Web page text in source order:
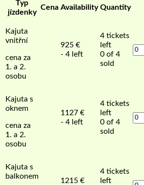
Typ
jízdenky
Cena Availability Quantity
Kajuta
vnitřní
cena za
1. a 2.
osobu
925 €
- 4 left
4 tickets
left
0 of 4
sold
Kajuta s
oknem
cena za
1. a 2.
osobu
1127 €
- 4 left
4 tickets
left
0 of 4
sold
Kajuta s
balkonem
1215 €
4 tickets
left